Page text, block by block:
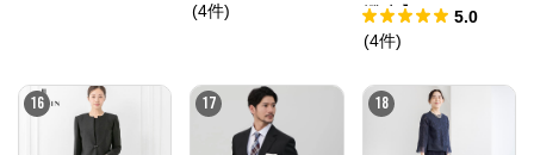
(4件)
撥水】MOVING C
OMFORT エスパ
ー ウエストアジ
ャスト パンツ(セ
ットアップ対応)
5.0
(4件)
16 17 18